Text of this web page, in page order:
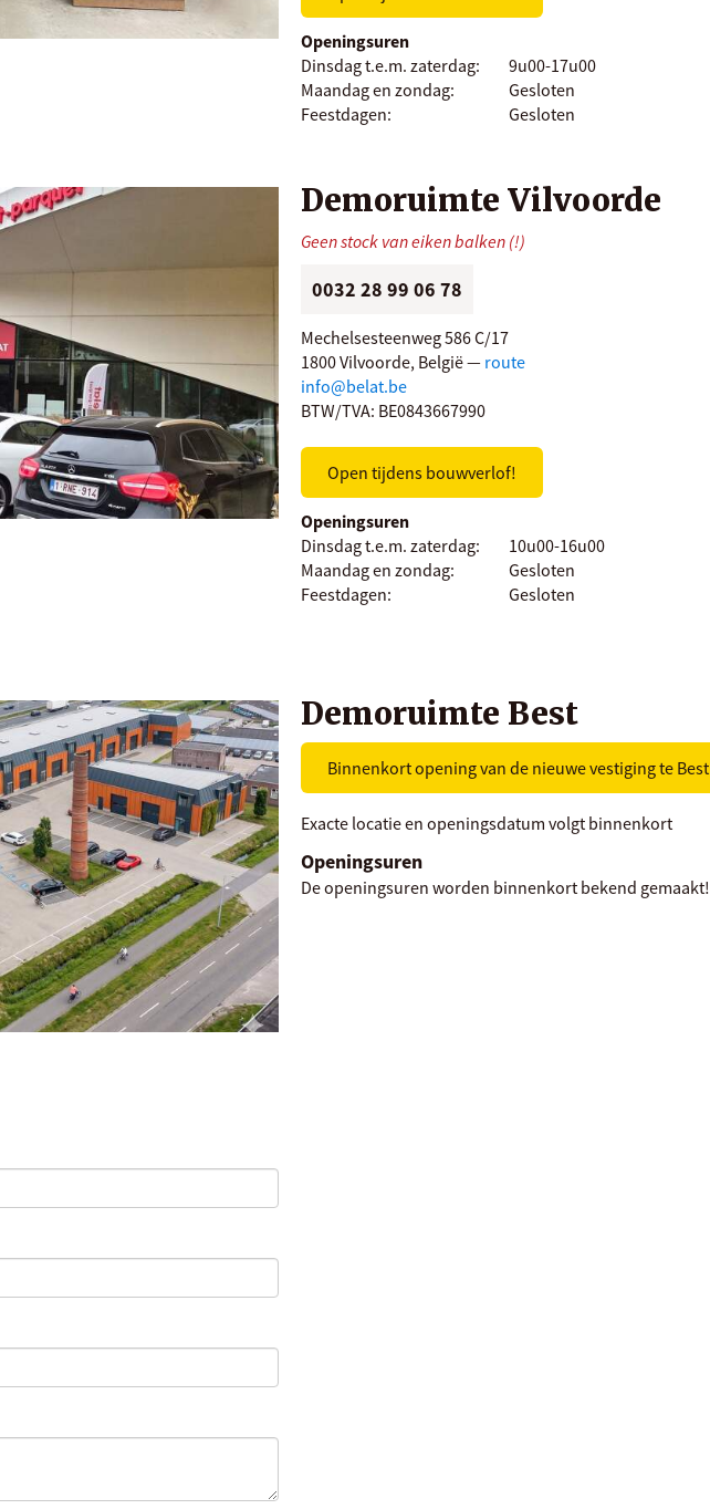
Openingsuren
Dinsdag t.e.m. zaterdag:
9u00-17u00
Maandag en zondag:
Gesloten
Feestdagen:
Gesloten
Demoruimte Vilvoorde
Geen stock van eiken balken (!)
0032 28 99 06 78
Mechelsesteenweg 586 C/17
1800 Vilvoorde, België — route
info@belat.be
BTW/TVA: BE0843667990
Open tijdens bouwverlof!
Openingsuren
Dinsdag t.e.m. zaterdag:
10u00-16u00
Maandag en zondag:
Gesloten
Feestdagen:
Gesloten
Demoruimte Best
Binnenkort opening van de nieuwe vestiging te Best
Exacte locatie en openingsdatum volgt binnenkort
Openingsuren
De openingsuren worden binnenkort bekend gemaakt!